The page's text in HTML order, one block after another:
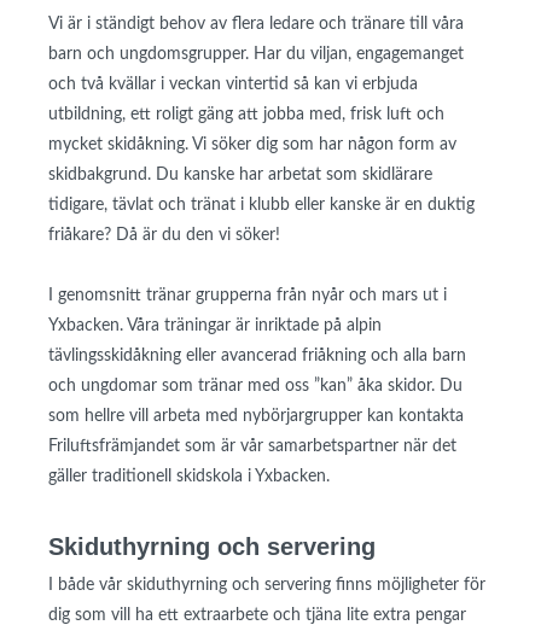
Vi är i ständigt behov av flera ledare och tränare till våra
barn och ungdomsgrupper. Har du viljan, engagemanget
och två kvällar i veckan vintertid så kan vi erbjuda
utbildning, ett roligt gäng att jobba med, frisk luft och
mycket skidåkning. Vi söker dig som har någon form av
skidbakgrund. Du kanske har arbetat som skidlärare
tidigare, tävlat och tränat i klubb eller kanske är en duktig
friåkare? Då är du den vi söker!
I genomsnitt tränar grupperna från nyår och mars ut i
Yxbacken. Våra träningar är inriktade på alpin
tävlingsskidåkning eller avancerad friåkning och alla barn
och ungdomar som tränar med oss ”kan” åka skidor. Du
som hellre vill arbeta med nybörjargrupper kan kontakta
Friluftsfrämjandet som är vår samarbetspartner när det
gäller traditionell skidskola i Yxbacken.
Skiduthyrning och servering
I både vår skiduthyrning och servering finns möjligheter för
dig som vill ha ett extraarbete och tjäna lite extra pengar